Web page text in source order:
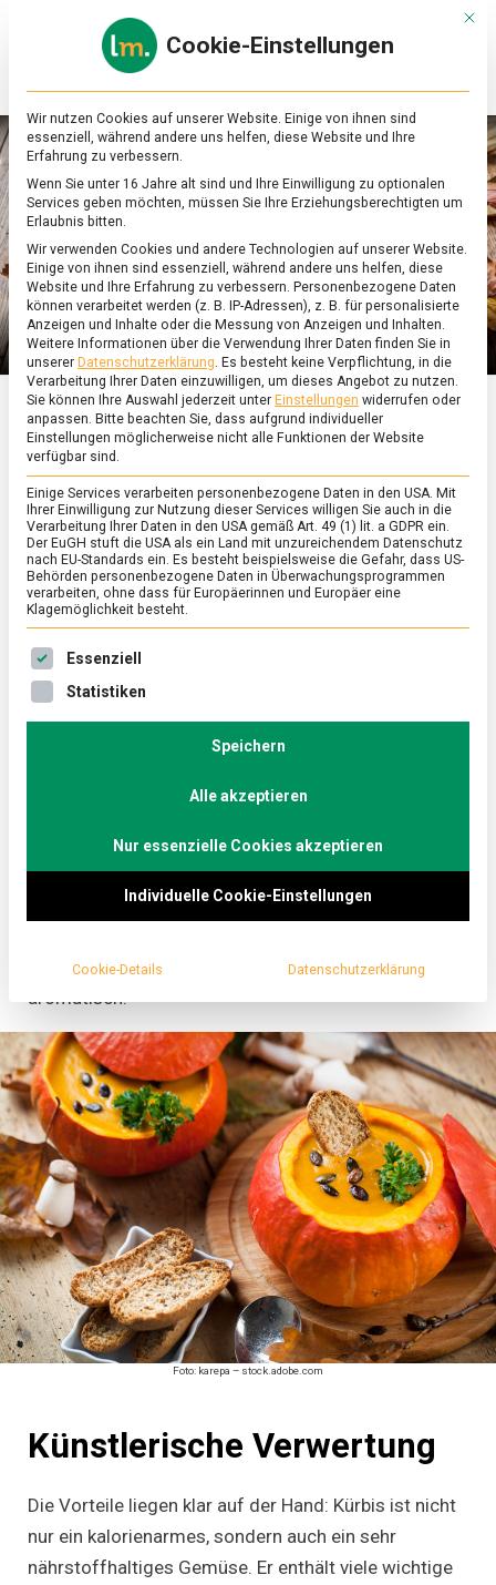
Online-
Magazin
zu
&
Ernährung
ERNÄHRUNG & GESUNDHEIT /FEATURED
Kürbis – alles außer
Suppe
7. Oktober 2022 Johannes Commenton
alles
Angebot an frischem Gemüse eingeschränkter
ist, kommt man um den Kürbis oft nicht herum.
zur beinahe unvermeidlichen Kürbissuppe.
Eine Kürbissuppe kommt am besten im richtigen
rustikalen Kontext: Auf dem alljährlichen
Schöneberger Kürbisfest beispielsweise, wenn
Kürbisse in ihrer Vielfalt und Schönheit präsentiert
Dann schmeckt die heiße Suppe schnörkellos und
aromatisch.
Foto: karepa – stock.adobe.com
Künstlerische Verwertung
Die Vorteile liegen klar auf der Hand: Kürbis ist nicht
nur ein kalorienarmes, sondern auch ein sehr
nährstoffhaltiges Gemüse. Er enthält viele wichtige
Mit
Cookie-Einstellungen
Wir nutzen Cookies auf unserer Website. Einige von ihnen sind
essenziell, während andere uns helfen, diese Website und Ihre
Erfahrung zu verbessern.
Wenn Sie unter 16 Jahre alt sind und Ihre Einwilligung zu optionalen
Services geben möchten, müssen Sie Ihre Erziehungsberechtigten um
Erlaubnis bitten.
Wir verwenden Cookies und andere Technologien auf unserer Website.
Einige von ihnen sind essenziell, während andere uns helfen, diese
Website und Ihre Erfahrung zu verbessern. Personenbezogene Daten
können verarbeitet werden (z. B. IP-Adressen), z. B. für personalisierte
Anzeigen und Inhalte oder die Messung von Anzeigen und Inhalten.
Weitere Informationen über die Verwendung Ihrer Daten finden Sie in
unserer Datenschutzerklärung. Es besteht keine Verpflichtung, in die
Verarbeitung Ihrer Daten einzuwilligen, um dieses Angebot zu nutzen.
Sie können Ihre Auswahl jederzeit unter Einstellungen widerrufen oder
anpassen. Bitte beachten Sie, dass aufgrund individueller
Einstellungen möglicherweise nicht alle Funktionen der Website
verfügbar sind.
Einige Services verarbeiten personenbezogene Daten in den USA. Mit
Ihrer Einwilligung zur Nutzung dieser Services willigen Sie auch in die
Verarbeitung Ihrer Daten in den USA gemäß Art. 49 (1) lit. a GDPR ein.
Der EuGH stuft die USA als ein Land mit unzureichendem Datenschutz
nach EU-Standards ein. Es besteht beispielsweise die Gefahr, dass US-
Behörden personenbezogene Daten in Überwachungsprogrammen
verarbeiten, ohne dass für Europäerinnen und Europäer eine
Klagemöglichkeit besteht.
Es folgt eine Liste der Service-Gruppen, für die eine
Essenziell
Statistiken
Speichern
Alle akzeptieren
Nur essenzielle Cookies akzeptieren
Individuelle Cookie-Einstellungen
Cookie-Details Datenschutzerklärung